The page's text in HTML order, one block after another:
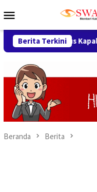
ke
Mobile
Berita Terkini
Modus Kapal King Sun
Beranda Berita